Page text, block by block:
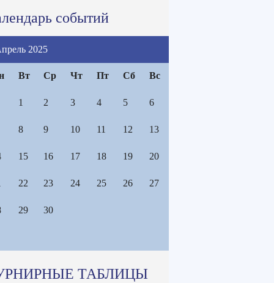
событий
2025
Вт Ср Чт Пт Сб Вс
1 2 3 4 5 6
8 9 10 11 12 13
15 16 17 18 19 20
22 23 24 25 26 27
29 30
ТАБЛИЦЫ